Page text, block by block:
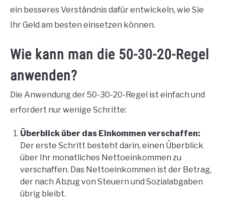
ein besseres Verständnis dafür entwickeln, wie Sie
Ihr Geld am besten einsetzen können.
Wie kann man die 50-30-20-Regel
anwenden?
Die Anwendung der 50-30-20-Regel ist einfach und
erfordert nur wenige Schritte:
Überblick über das Einkommen verschaffen:
Der erste Schritt besteht darin, einen Überblick
über Ihr monatliches Nettoeinkommen zu
verschaffen. Das Nettoeinkommen ist der Betrag,
der nach Abzug von Steuern und Sozialabgaben
übrig bleibt.